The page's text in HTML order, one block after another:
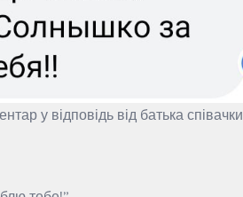
у відповідь від батька